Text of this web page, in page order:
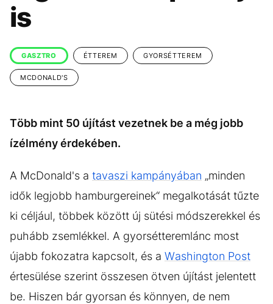
KÖZÉLET UTAZÁS
ÉLETMÓD
BESZÉLGETÉSEK ARCOK
VIDEÓ
is
GASZTRO ÉTTEREM GYORSÉTTEREM
MCDONALD'S
Több mint 50 újítást vezetnek be a még jobb
ízélmény érdekében.
A McDonald's a tavaszi kampányában „minden
idők legjobb hamburgereinek“ megalkotását tűzte
ki céljául, többek között új sütési módszerekkel és
puhább zsemlékkel. A gyorsétteremlánc most
újabb fokozatra kapcsolt, és a Washington Post
értesülése szerint összesen ötven újítást jelentett
be. Hiszen bár gyorsan és könnyen, de nem